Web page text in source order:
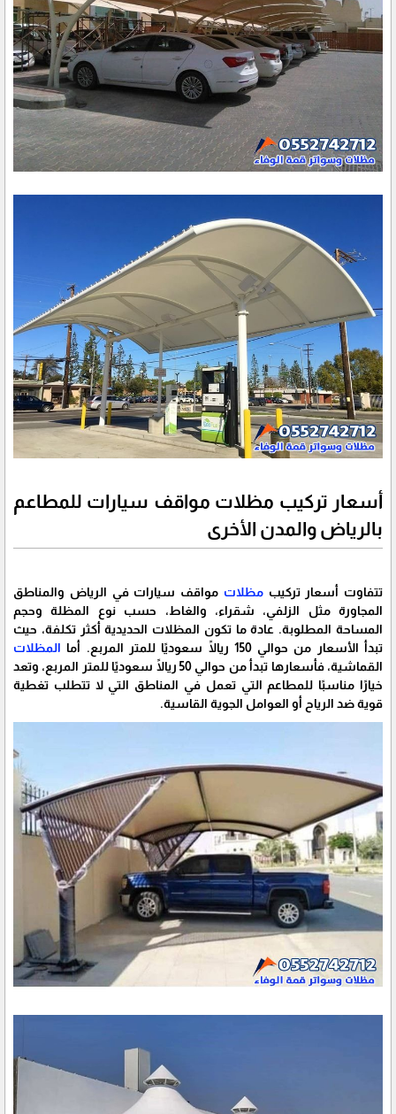
أسعار تركيب مظلات مواقف سيارات للمطاعم
بالرياض والمدن الأخرى
تتفاوت أسعار تركيبمظلات مواقف سيارات في الرياض والمناطق
المجاورة مثل الزلفي، شقراء، والغاط، حسب نوع المظلة وحجم
المساحة المطلوبة. عادة ما تكون المظلات الحديدية أكثر تكلفة، حيث
تبدأ الأسعار من حوالي 150 ريالًا سعوديًا للمتر المربع. أما
المظلات
القماشية، فأسعارها تبدأ من حوالي 50 ريالًا سعوديًا للمتر المربع، وتعد
خيارًا مناسبًا للمطاعم التي تعمل في المناطق التي لا تتطلب تغطية
قوية ضد الرياح أو العوامل الجوية القاسية.